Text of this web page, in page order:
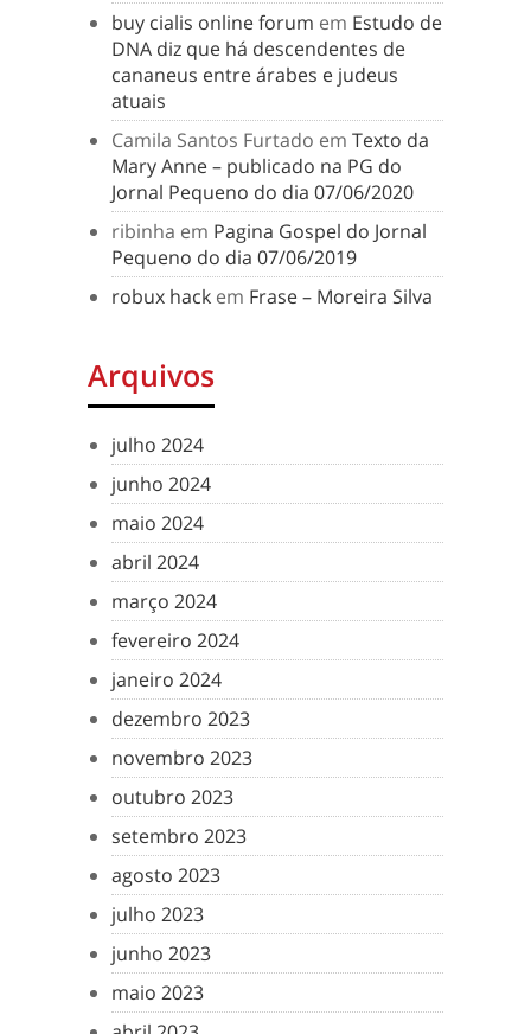
buy cialis online forum em Estudo de
DNA diz que há descendentes de
cananeus entre árabes e judeus
atuais
Camila Santos Furtado em Texto da
Mary Anne – publicado na PG do
Jornal Pequeno do dia 07/06/2020
ribinha em Pagina Gospel do Jornal
Pequeno do dia 07/06/2019
robux hack em Frase – Moreira Silva
Arquivos
julho 2024
junho 2024
maio 2024
abril 2024
março 2024
fevereiro 2024
janeiro 2024
dezembro 2023
novembro 2023
outubro 2023
setembro 2023
agosto 2023
julho 2023
junho 2023
maio 2023